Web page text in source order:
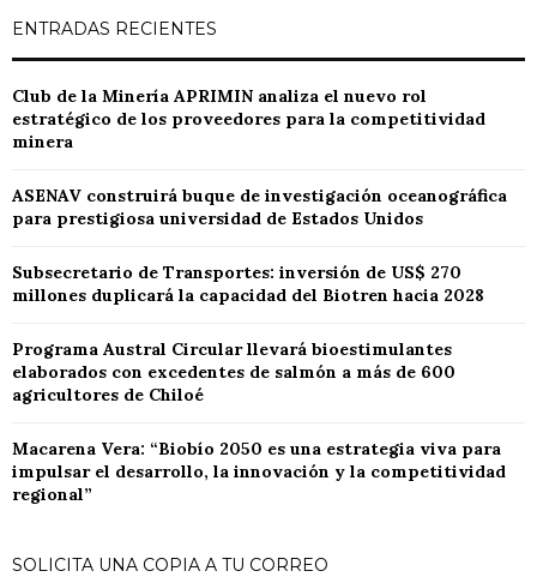
ENTRADAS RECIENTES
Club de la Minería APRIMIN analiza el nuevo rol
estratégico de los proveedores para la competitividad
minera
ASENAV construirá buque de investigación oceanográfica
para prestigiosa universidad de Estados Unidos
Subsecretario de Transportes: inversión de US$ 270
millones duplicará la capacidad del Biotren hacia 2028
Programa Austral Circular llevará bioestimulantes
elaborados con excedentes de salmón a más de 600
agricultores de Chiloé
Macarena Vera: “Biobío 2050 es una estrategia viva para
impulsar el desarrollo, la innovación y la competitividad
regional”
SOLICITA UNA COPIA A TU CORREO